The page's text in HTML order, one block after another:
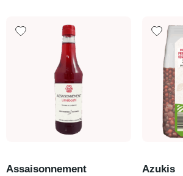
Assaisonnement Azukis